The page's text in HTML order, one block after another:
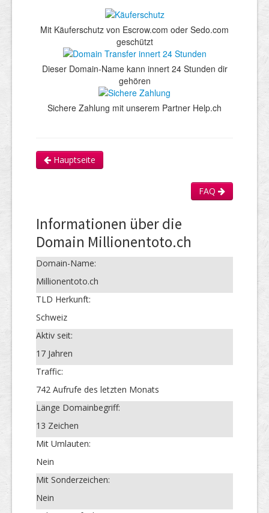
Mit Käuferschutz von Escrow.com oder Sedo.com
geschützt
Dieser Domain-Name kann innert 24 Stunden dir
gehören
Sichere Zahlung mit unserem Partner Help.ch
Hauptseite
FAQ
Informationen über die
Domain Millionentoto.ch
Domain-Name:
Millionentoto.ch
TLD Herkunft:
Schweiz
Aktiv seit:
17 Jahren
Traffic:
742 Aufrufe des letzten Monats
Länge Domainbegriff:
13 Zeichen
Mit Umlauten:
Nein
Mit Sonderzeichen:
Nein